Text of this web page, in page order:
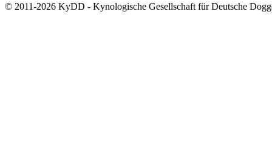
© 2011-2026 KyDD - Kynologische Gesellschaft für Deutsche